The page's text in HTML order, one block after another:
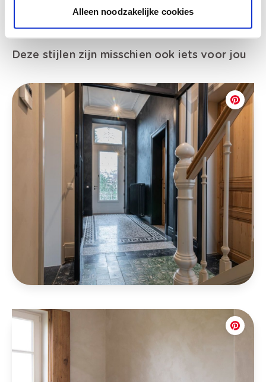
Alleen noodzakelijke cookies
Deze stijlen zijn misschien ook iets voor jou